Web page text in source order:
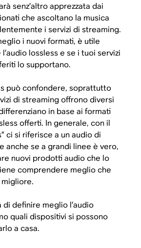
senz’altro apprezzata dai
che ascoltano la musica
i servizi di streaming.
i nuovi formati, è utile
l’audio lossless e se i tuoi servizi
lo supportano.
può confondere, soprattutto
di streaming offrono diversi
in base ai formati
offerti. In generale, con il
ci si riferisce a un audio di
anche se a grandi linee è vero,
nuovi prodotti audio che lo
comprendere meglioche
definire meglio l’audio
quali dispositivi si possono
a casa.